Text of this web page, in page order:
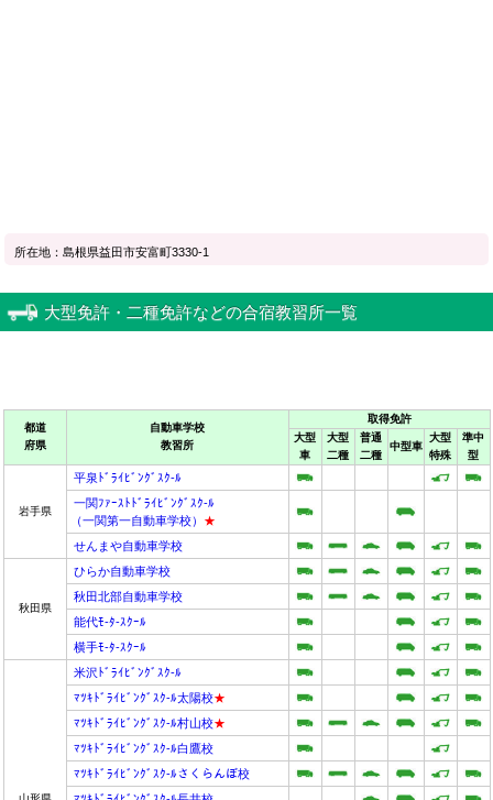
所在地：島根県益田市安富町3330-1
大型免許・二種免許などの合宿教習所一覧
都道
府県
自動車学校
教習所
取得免許
大型
車
大型
二種
普通
二種
中型車
大型
特殊
準中
型
岩手県
平泉ﾄﾞﾗｲﾋﾞﾝｸﾞｽｸ-ﾙ
一関ﾌｧｰｽﾄﾄﾞﾗｲﾋﾞﾝｸﾞｽｸ-ﾙ
（一関第一自動車学校）
★
せんまや自動車学校
秋田県
ひらか自動車学校
秋田北部自動車学校
能代ﾓ-ﾀ-ｽｸｰﾙ
横手ﾓ-ﾀ-ｽｸｰﾙ
米沢ﾄﾞﾗｲﾋﾞﾝｸﾞｽｸ-ﾙ
ﾏﾂｷﾄﾞﾗｲﾋﾞﾝｸﾞｽｸ-ﾙ太陽校★
ﾏﾂｷﾄﾞﾗｲﾋﾞﾝｸﾞｽｸ-ﾙ村山校★
ﾏﾂｷﾄﾞﾗｲﾋﾞﾝｸﾞｽｸ-ﾙ白鷹校
ﾏﾂｷﾄﾞﾗｲﾋﾞﾝｸﾞｽｸ-ﾙさくらんぼ校